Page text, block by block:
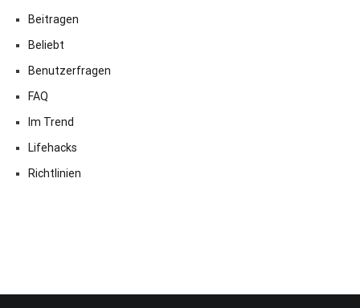
Beitragen
Beliebt
Benutzerfragen
FAQ
Im Trend
Lifehacks
Richtlinien